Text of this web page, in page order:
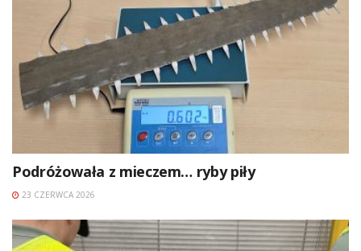
Podróżowała z mieczem… ryby piły
23 CZERWCA 2026